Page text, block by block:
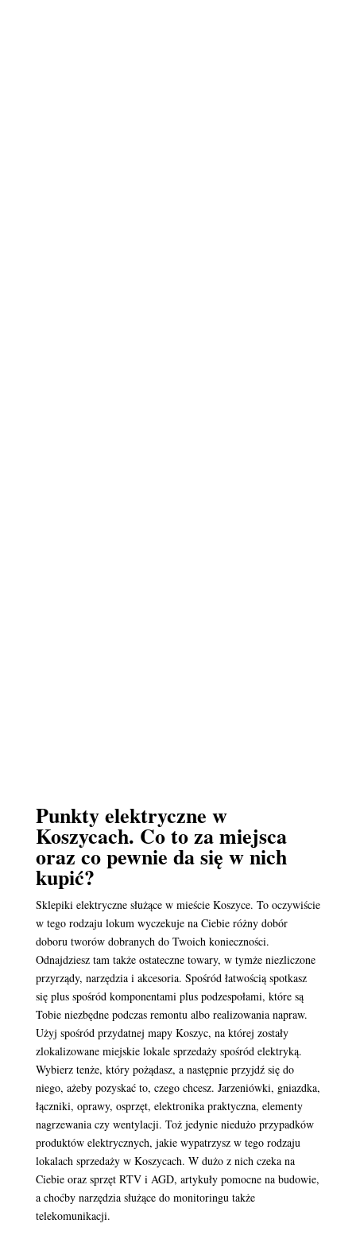
Punkty elektryczne w
Koszycach. Co to za miejsca
oraz co pewnie da się w nich
kupić?
Sklepiki elektryczne służące w mieście Koszyce. To oczywiście
w tego rodzaju lokum wyczekuje na Ciebie różny dobór
doboru tworów dobranych do Twoich konieczności.
Odnajdziesz tam także ostateczne towary, w tymże niezliczone
przyrządy, narzędzia i akcesoria. Spośród łatwością spotkasz
się plus spośród komponentami plus podzespołami, które są
Tobie niezbędne podczas remontu albo realizowania napraw.
Użyj spośród przydatnej mapy Koszyc, na której zostały
zlokalizowane miejskie lokale sprzedaży spośród elektryką.
Wybierz tenże, który pożądasz, a następnie przyjdź się do
niego, ażeby pozyskać to, czego chcesz. Jarzeniówki, gniazdka,
łączniki, oprawy, osprzęt, elektronika praktyczna, elementy
nagrzewania czy wentylacji. Toż jedynie niedużo przypadków
produktów elektrycznych, jakie wypatrzysz w tego rodzaju
lokalach sprzedaży w Koszycach. W dużo z nich czeka na
Ciebie oraz sprzęt RTV i AGD, artykuły pomocne na budowie,
a choćby narzędzia służące do monitoringu także
telekomunikacji.